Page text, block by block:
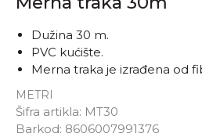
METRI
Šifra artikla: MT30
Barkod: 8606007991376
Dužina 30 m.
PVC kućište.
Merna traka je izrađena od
Unesi količinu